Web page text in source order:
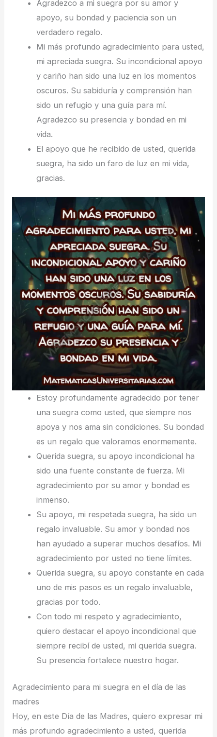
Agradezco a mi suegra por su amor y
apoyo, su bondad y paciencia son un
verdadero regalo.
Mi más profundo agradecimiento para usted,
mi apreciada suegra. Su incondicional apoyo
y cariño han sido una luz en los momentos
oscuros. Su sabiduría y comprensión han
sido un refugio y una guía para mí.
Agradezco su presencia y bondad en mi
vida.
El apoyo que he recibido de usted, querida
suegra, ha sido un faro de luz en mi vida,
gracias.
Estoy profundamente agradecido por tener
una suegra como usted, que siempre nos
apoya y nos ama sin condiciones. Su bondad
es un regalo que valoramos enormemente.
Querida suegra, su apoyo incondicional ha
sido una fuente constante de fuerza. Mi
agradecimiento por su amor y bondad es
inmenso.
Su apoyo, mi respetada suegra, ha sido un
regalo invaluable. Su amor y bondad nos
han ayudado a superar muchos desafíos. Mi
agradecimiento por usted no tiene límites.
Querida suegra, su apoyo constante en cada
uno de mis pasos es un regalo invaluable,
gracias por todo.
Con todo mi respeto y agradecimiento,
quiero destacar el apoyo incondicional que
siempre recibí de usted, mi querida suegra.
Su presencia fortalece nuestro hogar.
Agradecimiento para mi suegra en el día de las
madres
Hoy, en este Día de las Madres, quiero expresar mi
más profundo agradecimiento a usted, querida